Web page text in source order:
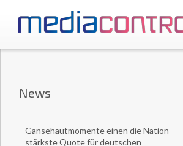
News
Gänsehautmomente einen die Nation -
stärkste Quote für deutschen